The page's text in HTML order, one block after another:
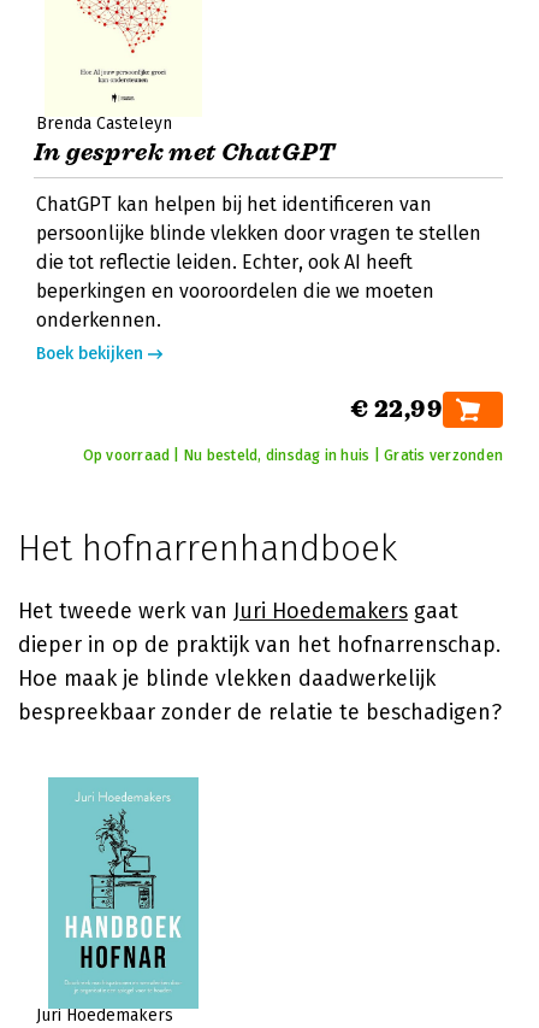
Brenda Casteleyn
In gesprek met ChatGPT
ChatGPT kan helpen bij het identificeren van
persoonlijke blinde vlekken door vragen te stellen
die tot reflectie leiden. Echter, ook AI heeft
beperkingen en vooroordelen die we moeten
onderkennen.
Boek bekijken
€ 22,99
Op voorraad | Nu besteld, dinsdag in huis | Gratis verzonden
Het hofnarrenhandboek
Het tweede werk van Juri Hoedemakers gaat
dieper in op de praktijk van het hofnarrenschap.
Hoe maak je blinde vlekken daadwerkelijk
bespreekbaar zonder de relatie te beschadigen?
Juri Hoedemakers